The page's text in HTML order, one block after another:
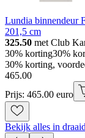
Lundia binnendeur
201,5 cm
325.50 met Club
30% korting30%
30% korting,
465.00
Prijs: 465.00 euro
Bekijk alles in